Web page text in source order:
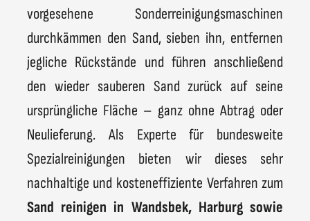
vorgesehene Sonderreinigungsmaschinen
durchkämmen den Sand, sieben ihn, entfernen
jegliche Rückstände und führen anschließend
den wieder sauberen Sand zurück auf seine
ursprüngliche Fläche – ganz ohne Abtrag oder
Neulieferung. Als Experte für bundesweite
Spezialreinigungen bieten wir dieses sehr
nachhaltige und kosteneffiziente Verfahren zum
Sand reinigen in Wandsbek, Harburg sowie